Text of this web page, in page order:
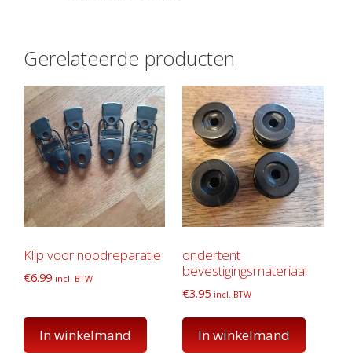
Gerelateerde producten
Klip voor noodreparatie
€6.99 incl. BTW
In winkelmand
ondertent
bevestigingsmateriaal
€3.95 incl. BTW
In winkelmand